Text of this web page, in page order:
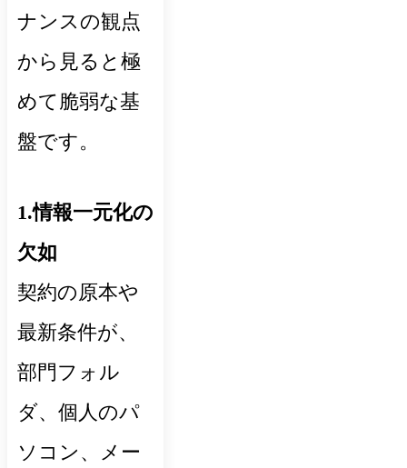
ナンスの観点
から見ると極
めて脆弱な基
盤です。
1.情報一元化の
欠如
契約の原本や
最新条件が、
部門フォル
ダ、個人のパ
ソコン、メー